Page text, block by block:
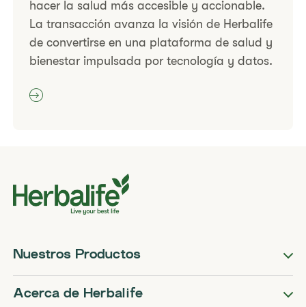
hacer la salud más accesible y accionable.
La transacción avanza la visión de Herbalife
de convertirse en una plataforma de salud y
bienestar impulsada por tecnología y datos.
Nuestros Productos
Acerca de Herbalife